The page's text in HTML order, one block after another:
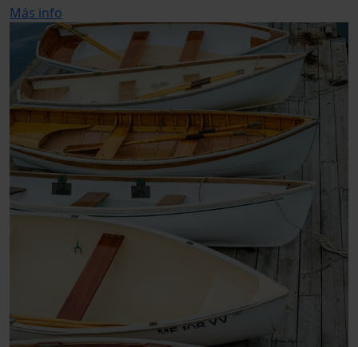
Más info